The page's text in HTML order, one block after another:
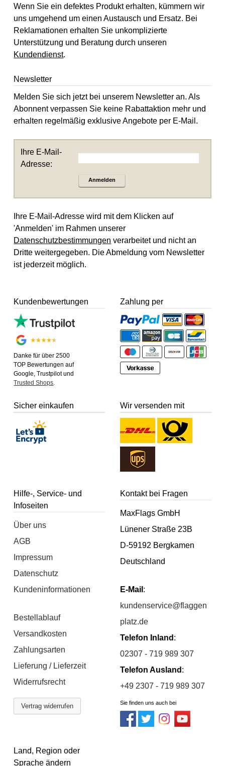
Wenn Sie ein defektes Produkt erhalten, kümmern wir
uns umgehend um einen Austausch und Ersatz. Bei
Reklamationen erhalten Sie unkomplizierte
Unterstützung und Beratung durch unseren
Kundendienst.
Newsletter
Melden Sie sich jetzt bei unserem Newsletter an. Als
Abonnent verpassen Sie keine Rabattaktion mehr und
erhalten regelmäßig exklusive Angebote per E-Mail.
Ihre E-Mail-
Adresse:
Anmelden
Ihre E-Mail-Adresse wird mit dem Klicken auf
'Anmelden' im Rahmen unserer
Datenschutzbestimmungen verarbeitet und nicht an
Dritte weitergegeben. Die Abmeldung vom Newsletter
ist jederzeit möglich.
Kundenbewertungen
Danke für über 2500
TOP Bewertungen auf
Google, Trustpilot und
Trusted Shops.
Zahlung per
Sicher einkaufen Wir versenden mit
Hilfe-, Service- und
Infoseiten
Über uns
AGB
Impressum
Datenschutz
Kundeninformationen
Bestellablauf
Versandkosten
Zahlungsarten
Lieferung / Lieferzeit
Widerrufsrecht
Vertrag widerrufen
Kontakt bei Fragen
MaxFlags GmbH
Lünener Straße 23B
D-59192 Bergkamen
Deutschland
E-Mail :
kundenservice@flaggen
platz.de
Telefon Inland :
02307 - 719 989 307
Telefon Ausland :
+49 2307 - 719 989 307
Sie finden uns auch bei
Land, Region oder
Sprache ändern